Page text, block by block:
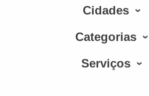
Cidades
Categorias
Serviços